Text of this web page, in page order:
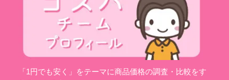
「1円でも安く」をテーマに商品価格の調査・比較をす